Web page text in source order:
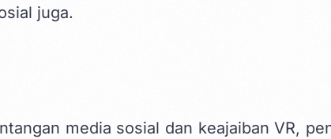
juga.
media sosial dan keajaiban VR,